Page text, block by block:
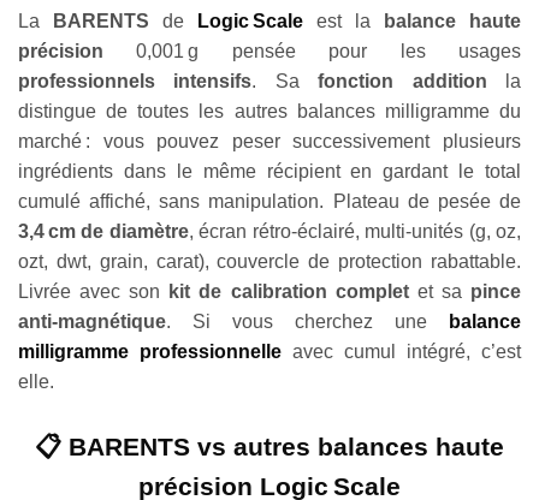
La BARENTS de Logic Scale est la
balance haute
précision 0,001 g pensée pour les usages
professionnels intensifs. Safonction addition la
distingue de toutes les autres balances milligramme du
marché : vous pouvez peser successivement plusieurs
ingrédients dans le même récipient en gardant le total
cumulé affiché, sans manipulation. Plateau de pesée de
3,4 cm de diamètre, écran rétro-éclairé, multi-unités (g, oz,
ozt, dwt, grain, carat), couvercle de protection rabattable.
Livrée avec son
kit de calibration completet sa pince
anti-magnétique. Si vous cherchez une
balance
milligramme professionnelle avec cumul intégré, c’est
elle.
📋 BARENTS vs autres balances haute
précision Logic Scale